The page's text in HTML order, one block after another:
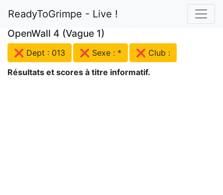
ReadyToGrimpe - Live !
OpenWall 4 (Vague 1)
❌ Dept : 013 ❌ Sexe : *
❌ Club :
Résultats et scores à titre informatif.